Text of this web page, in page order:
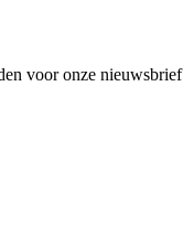
voor onze nieuwsbrief